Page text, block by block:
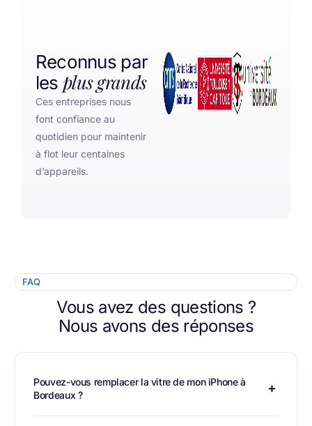
Reconnus par
les plus grands
Ces entreprises nous
font confiance au
quotidien pour maintenir
à flot leur centaines
d’appareils.
FAQ
Vous avez des questions ?
Nous avons des réponses
Pouvez-vous remplacer la vitre de mon iPhone à
Bordeaux ?